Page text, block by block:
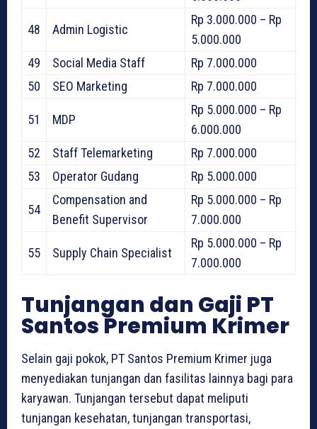
48 Admin Logistic
Rp 3.000.000 – Rp
5.000.000
49
Social Media Staff
Rp 7.000.000
50
SEO Marketing Rp 7.000.000
51 MDP
Rp 5.000.000 – Rp
6.000.000
52
Staff Telemarketing
Rp 7.000.000
53
Operator Gudang Rp 5.000.000
54
Compensation and
Benefit Supervisor
Rp 5.000.000 – Rp
7.000.000
55 Supply Chain Specialist
Rp 5.000.000 – Rp
7.000.000
Tunjangan dan Gaji PT
Santos Premium Krimer
Selain gaji pokok, PT Santos Premium Krimer juga
menyediakan tunjangan dan fasilitas lainnya bagi para
karyawan. Tunjangan tersebut dapat meliputi
tunjangan kesehatan, tunjangan transportasi,